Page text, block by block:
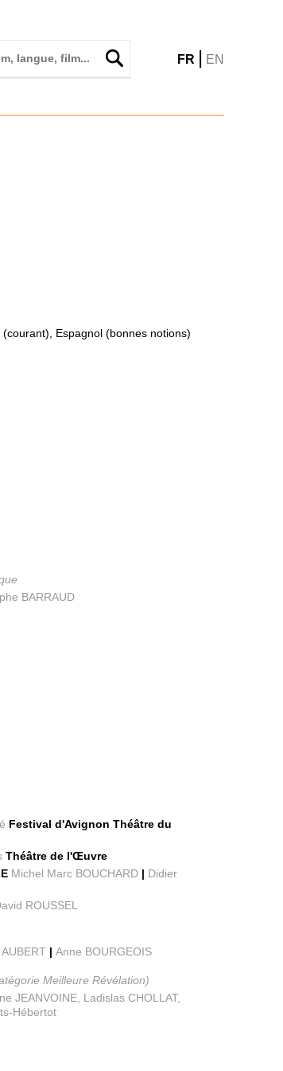
FR | EN
Espagnol (bonnes notions)
BARRAUD
Festival d'Avignon Théâtre du
Théâtre de l'Œuvre
Michel Marc BOUCHARD | Didier
ROUSSEL
|Anne BOURGEOIS
Meilleure Révélation)
JEANVOINE, Ladislas CHOLLAT,
Hébertot